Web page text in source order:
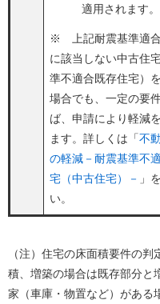
適用されます。
※ 上記耐震基準適
に該当しない中古住
準不適合既存住宅）
場合でも、一定の要
ば、申請により軽減
ます。詳しくは「不
の軽減－耐震基準不
宅（中古住宅）－ 」
い。
（注）住宅の床面積要件の
積、増築の場合は既存部分と
家（車庫・物置など）がある